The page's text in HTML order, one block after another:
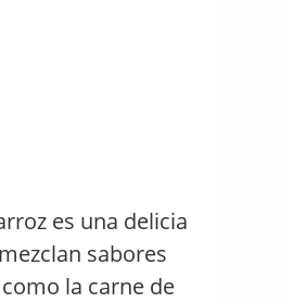
es una delicia
sabores
la carne de